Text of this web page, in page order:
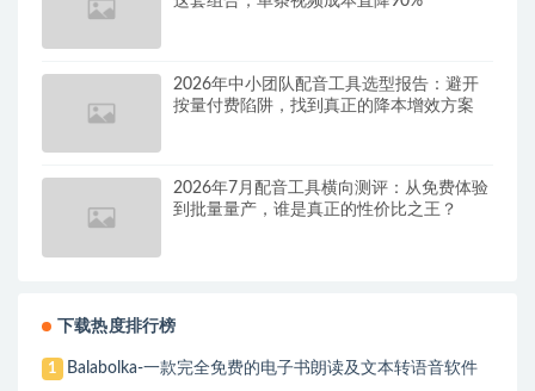
2026年中小团队配音工具选型报告：避开
按量付费陷阱，找到真正的降本增效方案
2026年7月配音工具横向测评：从免费体验
到批量量产，谁是真正的性价比之王？
下载热度排行榜
1 Balabolka-一款完全免费的电子书朗读及文本转语音软件